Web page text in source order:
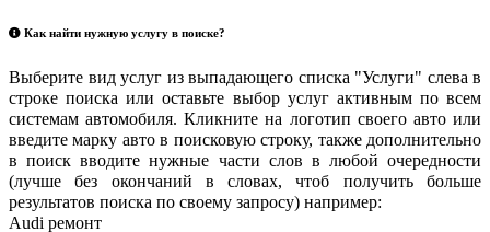
Как найти нужную услугу в поиске?
Выберите вид услуг из выпадающего списка "Услуги" слева в
строке поиска или оставьте выбор услуг активным по всем
системам автомобиля. Кликните на логотип своего авто или
введите марку авто в поисковую строку, также дополнительно
в поиск вводите нужные части слов в любой очередности
(лучше без окончаний в словах, чтоб получить больше
результатов поиска по своему запросу) например:
Audi ремонт